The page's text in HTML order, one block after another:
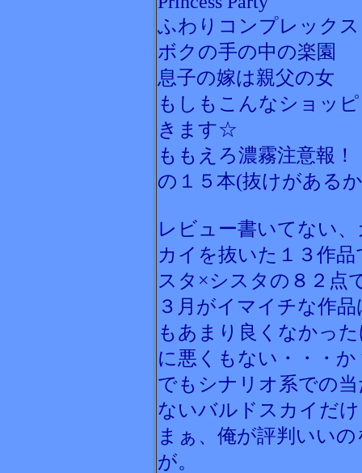
ふわりコンプレックス
ボクの手の中の楽園
息子の嫁は親父の女
もしもこんなショッ
きます☆
ももえろ濃霧注意報！
の１５本(抜けがある
レビュー書いてない
カイを抜いた１３作
スタ×シスタの８２点
３月がイマイチな作
もあまり良くなかっ
に悪くもない・・・か
でもシナリオ系での
ないバルドスカイだ
まぁ、俺が評判いい
が。